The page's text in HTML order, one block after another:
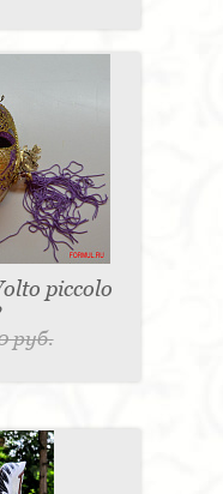
piccolo
руб.